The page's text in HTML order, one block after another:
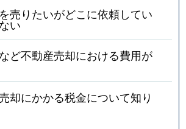
売りたいがどこに依頼してい
い
ど不動産売却における費用が
却にかかる税金について知り